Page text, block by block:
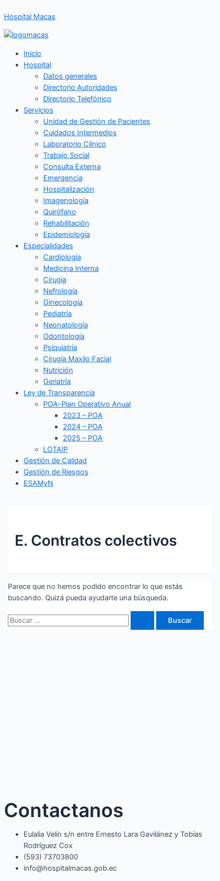
al
contenido
Hospital Macas
Inicio
Hospital
Datos generales
Directorio Autoridades
Directorio Telefónico
Servicios
Unidad de Gestión de Pacientes
Cuidados Intermedios
Laboratorio Clínico
Trabajo Social
Consulta Externa
Emergencia
Hospitalización
Imagenología
Quirófano
Rehabilitación
Epidemiología
Especialidades
Cardiología
Medicina Interna
Cirugía
Nefrología
Ginecología
Pediatría
Neonatología
Odontología
Psiquiatría
Cirugía Maxilo Facial
Nutrición
Geriatría
Ley de Transparencia
POA-Plan Operativo Anual
2023 – POA
2024 – POA
2025 – POA
LOTAIP
Gestión de Calidad
Gestión de Riesgos
ESAMyN
E. Contratos colectivos
Parece que no hemos podido encontrar lo que estás
buscando. Quizá pueda ayudarte una búsqueda.
Buscar
por:
Contactanos
Eulalia Velín s/n entre Ernesto Lara Gavilánez y Tobías
Rodríguez Cox
(593) 73703800​
info@hospitalmacas.gob.ec